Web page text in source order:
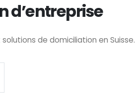
d’entreprise
de domiciliation en Suisse.